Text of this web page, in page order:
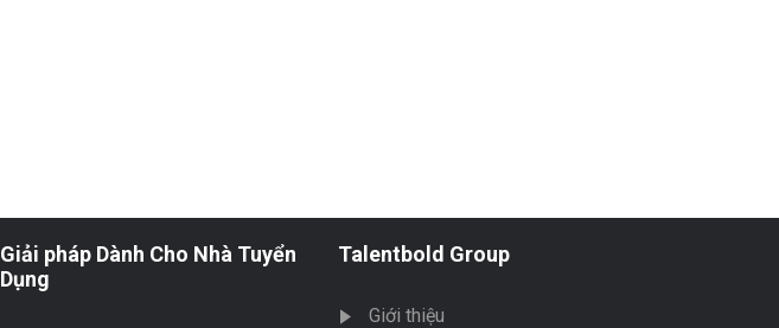
Giải pháp Dành Cho Nhà Tuyển
Dụng
Talentbold Group
Giới thiệu